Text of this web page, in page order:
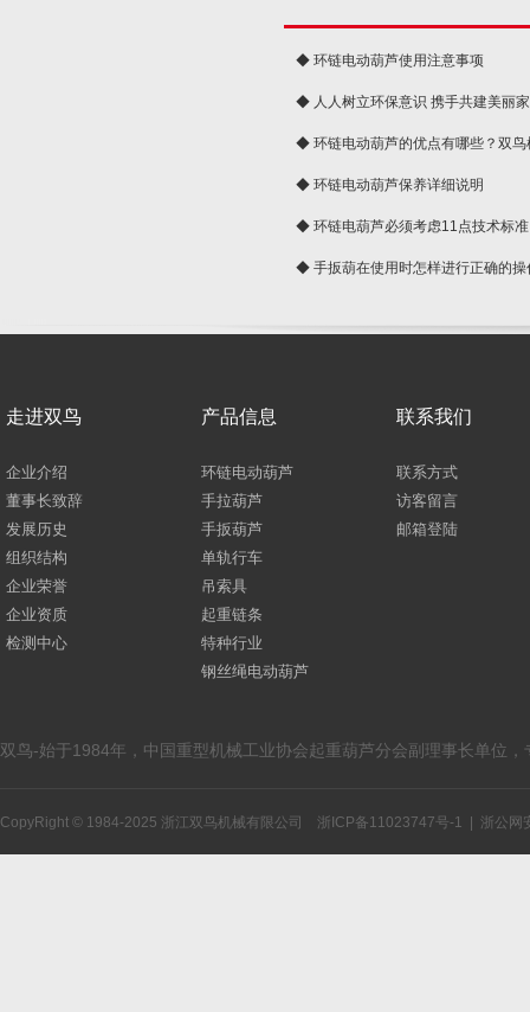
◆ 环链电动葫芦使用注意事项
◆ 人人树立环保意识 携手共建美丽
球◆ 环链电动葫芦的优点有哪些？双鸟
◆ 环链电动葫芦保养详细说明
◆ 环链电葫芦必须考虑11点技术标准
◆ 手扳葫在使用时怎样进行正确的操
走进双鸟
企业介绍
董事长致辞
发展历史
组织结构
企业荣誉
企业资质
检测中心
产品信息
环链电动葫芦
手拉葫芦
手扳葫芦
单轨行车
吊索具
起重链条
特种行业
钢丝绳电动葫芦
联系我们
联系方式
访客留言
邮箱登陆
双鸟-始于1984年，中国重型机械工业协会起重葫芦分会副理事长单位
CopyRight © 1984-2025 浙江双鸟机械有限公司 浙ICP备11023747号-1 浙公网